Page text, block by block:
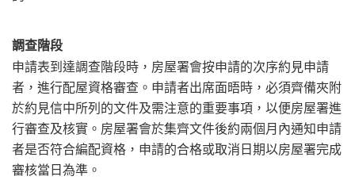
調查階段
申請表到達調查階段時，房屋署會按申請的次序約見申請
者，進行配屋資格審查。申請者出席面晤時，必須齊備夾附
於約見信中所列的文件及需注意的重要事項，以便房屋署進
行審查及核實。房屋署會於集齊文件後約兩個月內通知申請
者是否符合編配資格，申請的合格或取消日期以房屋署完成
審核當日為準。